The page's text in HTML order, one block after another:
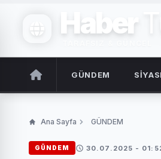
Haber
GÜNDEM
Ana Sayfa GÜNDEM
GÜNDEM 30.07.2025 -